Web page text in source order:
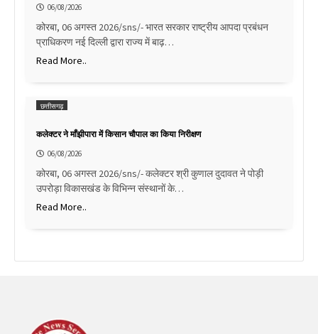
06/08/2026
कोरबा, 06 अगस्त 2026/sns/- भारत सरकार राष्ट्रीय आपदा प्रबंधन
प्राधिकरण नई दिल्ली द्वारा राज्य में बाढ़…
Read More..
छत्तीसगढ़
कलेक्टर ने माँझीपारा में किसान चौपाल का किया निरीक्षण
06/08/2026
कोरबा, 06 अगस्त 2026/sns/- कलेक्टर श्री कुणाल दुदावत ने पोड़ी
उपरोड़ा विकासखंड के विभिन्न संस्थानों के…
Read More..